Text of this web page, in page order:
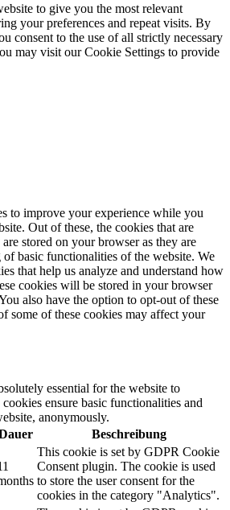
to give you the most relevant
your preferences and repeat visits. By
consent to the use of all strictly necessary
may visit our Cookie Settings to provide
to improve your experience while you
Out of these, the cookies that are
are stored on your browser as they are
basic functionalities of the website. We
that help us analyze and understand how
cookies will be stored in your browser
also have the option to opt-out of these
some of these cookies may affect your
essential for the website to
ensure basic functionalities and
anonymously.
Beschreibung
This cookie is set by GDPR Cookie
Consent plugin. The cookie is used
to store the user consent for the
cookies in the category "Analytics".